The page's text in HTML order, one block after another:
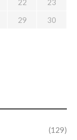
(129)
22
23
29
30